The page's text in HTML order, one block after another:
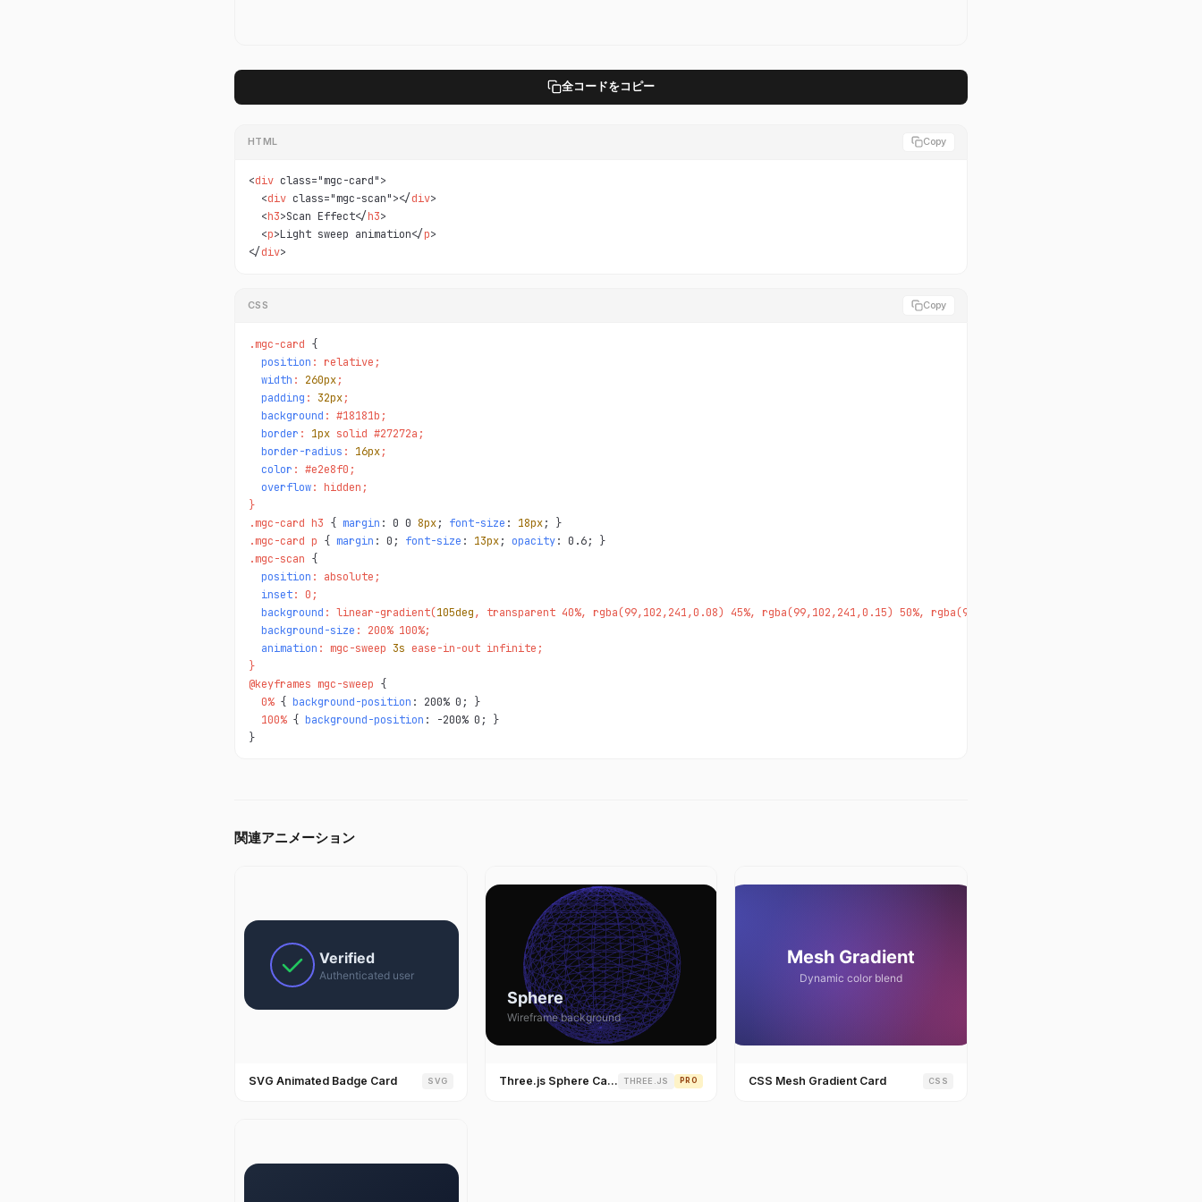
全コードをコピー
HTML Copy
<div class="mgc-card">
  <
div class="mgc-scan"></div>
  <
h3>Scan Effect</h3>
  <
p>Light sweep animation</p>
</div>
CSS Copy
.mgc-card
position : relative;
width : 260px;
padding : 32px;
background : #18181b;
border : 1px solid #27272a;
border-radius : 16px;
color : #e2e8f0;
overflow: hidden;
}
.mgc-card h3 { margin : 0 0 8px; font-size : 18px
.mgc-card p { margin : 0; font-size : 13px; opacity
.mgc-scan
position : absolute;
inset: 0;
background : linear-gradient(105deg, transparent 40%, rgba(99,102,241,0.08) 45%, rgba(99,102,241,0.15) 50%, rgba(99,102,241,0.08) 55%, transparent
background-size : 200% 100%;
animation : mgc-sweep 3s ease-in-out infinite;
}
@keyframes mgc-sweep
  0%
{ background-position
  100%
{ background-position : -200% 0; }
}
関連アニメーション
SVG Animated Badge Card SVG Three.js Sphere Card THREE.JS PRO CSS Mesh Gradient Card CSS